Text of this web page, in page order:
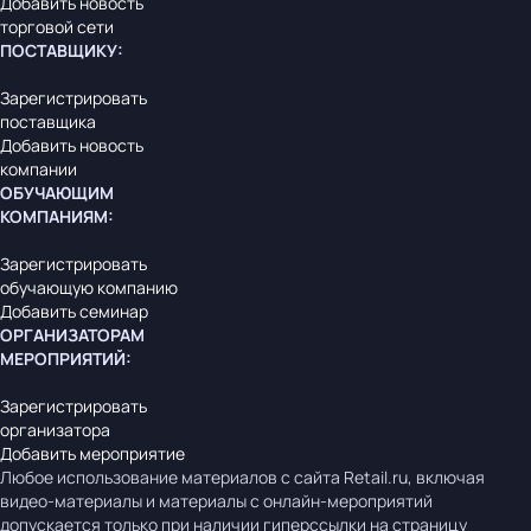
торговой сети
ПОСТАВЩИКУ:
Зарегистрировать
поставщика
Добавить новость
компании
ОБУЧАЮЩИМ
КОМПАНИЯМ:
Зарегистрировать
обучающую компанию
Добавить семинар
ОРГАНИЗАТОРАМ
МЕРОПРИЯТИЙ:
Зарегистрировать
организатора
Добавить мероприятие
Любое использование материалов с сайта Retail.ru, включая
видео-материалы и материалы с онлайн-мероприятий
допускается только при наличии гиперссылки на страницу